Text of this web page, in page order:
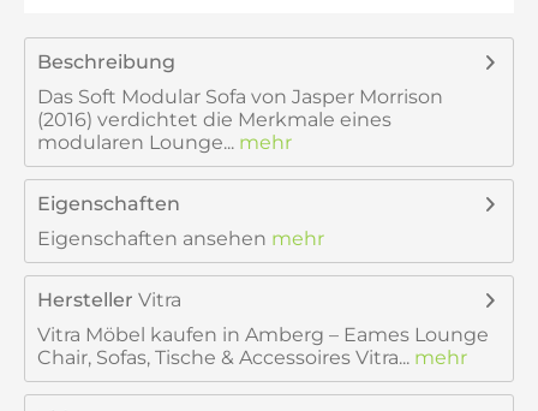
Beschreibung
Das Soft Modular Sofa von Jasper Morrison
(2016) verdichtet die Merkmale eines
modularen Lounge... mehr
Eigenschaften
Eigenschaften ansehen mehr
Hersteller Vitra
Vitra Möbel kaufen in Amberg – Eames Lounge
Chair, Sofas, Tische & Accessoires Vitra... mehr